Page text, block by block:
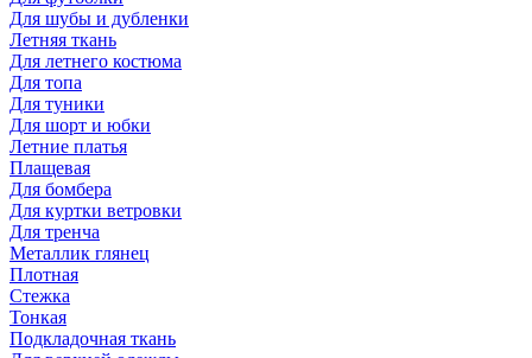
Для шубы и дубленки
Летняя ткань
Для летнего костюма
Для топа
Для туники
Для шорт и юбки
Летние платья
Плащевая
Для бомбера
Для куртки ветровки
Для тренча
Металлик глянец
Плотная
Стежка
Тонкая
Подкладочная ткань